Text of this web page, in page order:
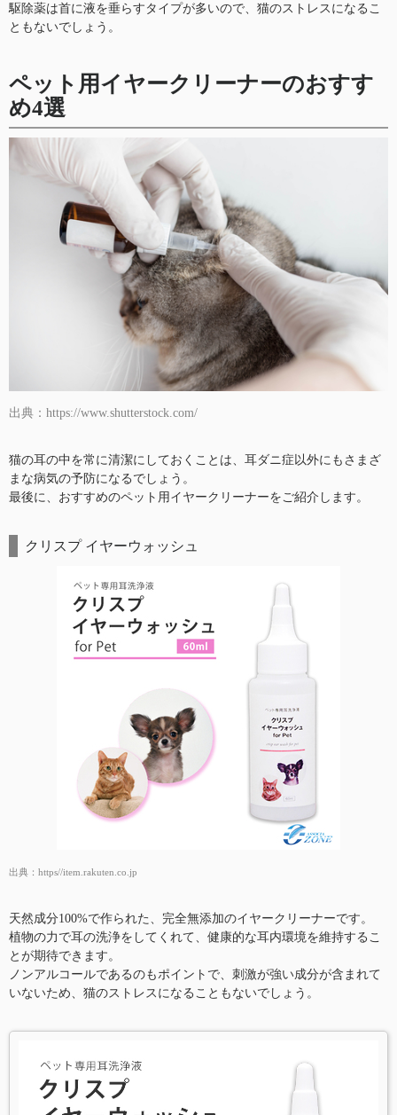
駆除薬は首に液を垂らすタイプが多いので、猫のストレスになるこ
ともないでしょう。
ペット用イヤークリーナーのおすす
め4選
出典：https://www.shutterstock.com/
猫の耳の中を常に清潔にしておくことは、耳ダニ症以外にもさまざ
まな病気の予防になるでしょう。
最後に、おすすめのペット用イヤークリーナーをご紹介します。
クリスプ イヤーウォッシュ
出典： https//item.rakuten.co.jp
天然成分100%で作られた、完全無添加のイヤークリーナーです。
植物の力で耳の洗浄をしてくれて、健康的な耳内環境を維持するこ
とが期待できます。
ノンアルコールであるのもポイントで、刺激が強い成分が含まれて
いないため、猫のストレスになることもないでしょう。